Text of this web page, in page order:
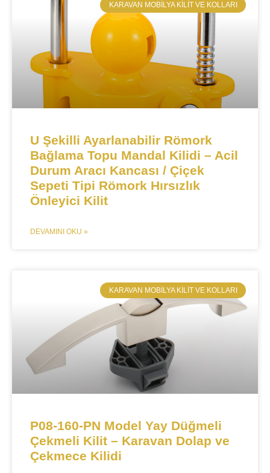
​KARAVAN MOBILYA KILIT VE KOLLARI
U Şekilli Ayarlanabilir Römork
Bağlama Topu Mandal Kilidi – Acil
Durum Aracı Kancası / Çiçek
Sepeti Tipi Römork Hırsızlık
Önleyici Kilit
DEVAMINI OKU »
​KARAVAN MOBILYA KILIT VE KOLLARI
P08-160-PN Model Yay Düğmeli
Çekmeli Kilit – Karavan Dolap ve
Çekmece Kilidi​​